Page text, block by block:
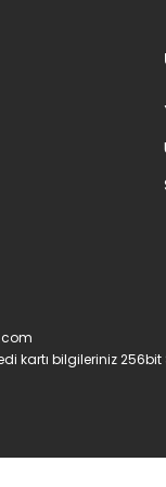
kartı bilgileriniz